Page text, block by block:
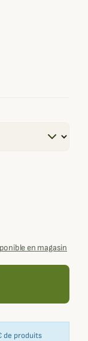
en magasin
de produits